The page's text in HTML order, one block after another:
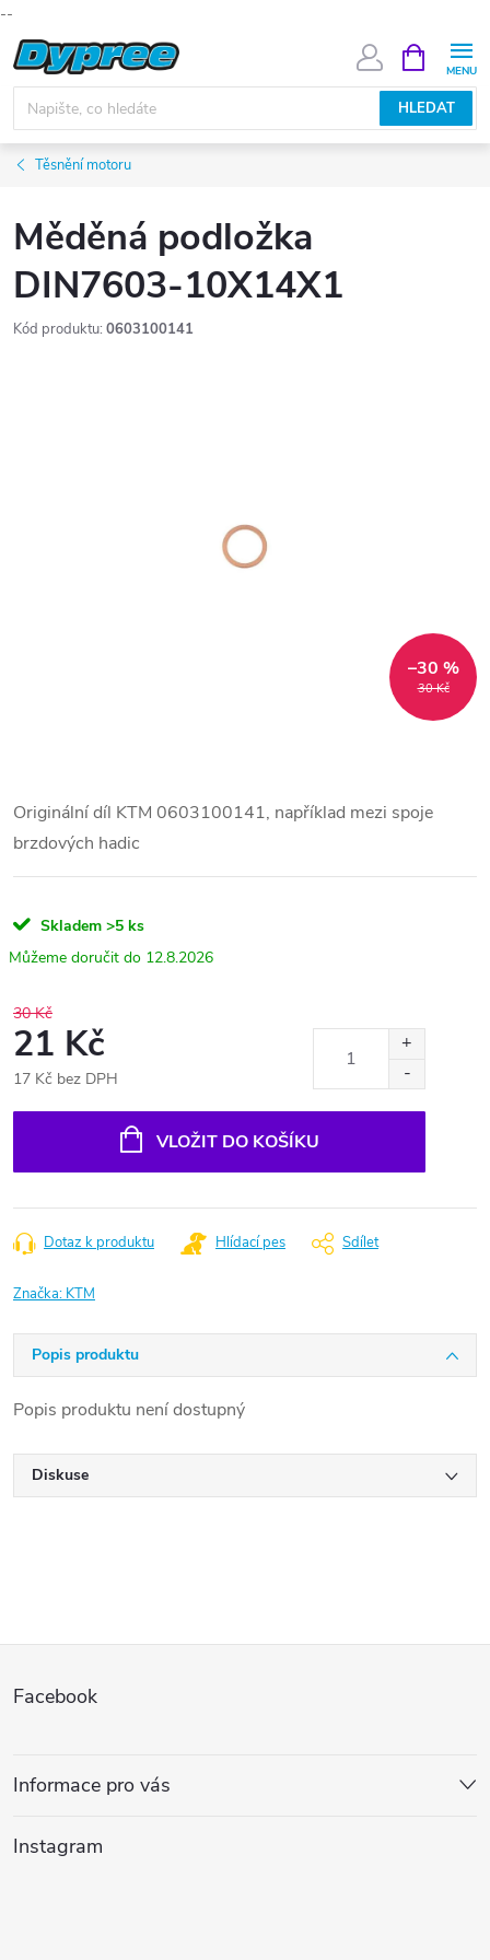
--
Přejít
na
obsah
HLEDAT
NÁKUPNÍ
KOŠÍK
Těsnění motoru
Měděná podložka
DIN7603-10X14X1
Kód produktu: 0603100141
30 Kč
–30 %
Originální díl KTM 0603100141, například mezi spoje
brzdových hadic
Skladem >5 ks
12.8.2026
30 Kč
21 Kč
17 Kč bez DPH
VLOŽIT DO KOŠÍKU
Dotaz k produktu Hlídací pes Sdílet
Značka: KTM
Popis produktu
Popis produktu není dostupný
Diskuse
p
a
Facebook
Informace pro vás
Instagram